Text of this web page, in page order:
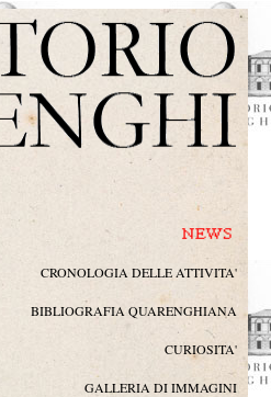
CRONOLOGIA DELLE ATTIVITA'
BIBLIOGRAFIA QUARENGHIANA
CURIOSITA'
GALLERIA DI IMMAGINI